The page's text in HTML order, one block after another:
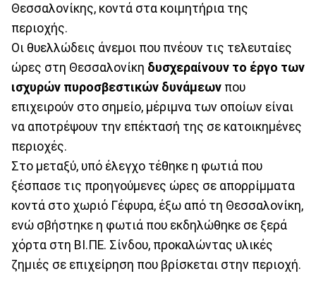
Θεσσαλονίκης, κοντά στα κοιμητήρια της
περιοχής.
Οι θυελλώδεις άνεμοι που πνέουν τις τελευταίες
ώρες στη Θεσσαλονίκη δυσχεραίνουν το έργο των
ισχυρών πυροσβεστικών δυνάμεων που
επιχειρούν στο σημείο, μέριμνα των οποίων είναι
να αποτρέψουν την επέκτασή της σε κατοικημένες
περιοχές.
Στο μεταξύ, υπό έλεγχο τέθηκε η φωτιά που
ξέσπασε τις προηγούμενες ώρες σε απορρίμματα
κοντά στο χωριό Γέφυρα, έξω από τη Θεσσαλονίκη,
ενώ σβήστηκε η φωτιά που εκδηλώθηκε σε ξερά
χόρτα στη ΒΙ.ΠΕ. Σίνδου, προκαλώντας υλικές
ζημιές σε επιχείρηση που βρίσκεται στην περιοχή.